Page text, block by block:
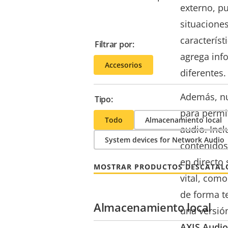
externo,
agrega
diferentes.
Además,
para
audio.
en directo
vital,
de forma
una
Filtrar por:
Accesorios
Tipo:
Todo Almacenamiento local
System devices for Network Audio
MOSTRAR PRODUCTOS
Almacenamiento local